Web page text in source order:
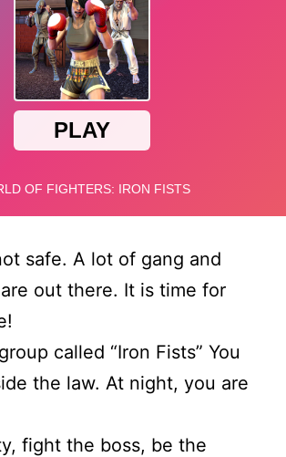
safe. A lot of gang and
out there. It is time for
called “Iron Fists” You
the law. At night, you are
fight the boss, be the